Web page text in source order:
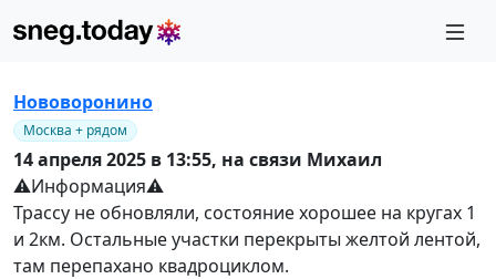
Нововоронино
Москва + рядом
14 апреля 2025 в 13:55, на связи Михаил
⚠️Информация⚠️
Трассу не обновляли, состояние хорошее на кругах 1
и 2км. Остальные участки перекрыты желтой лентой,
там перепахано квадроциклом.